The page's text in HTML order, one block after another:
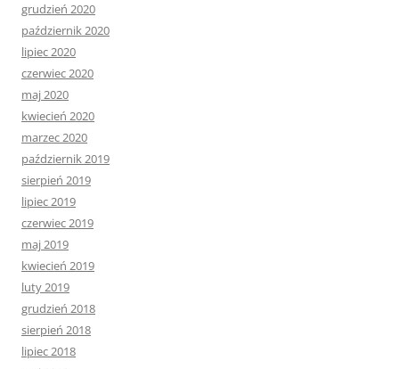
grudzień 2020
październik 2020
lipiec 2020
czerwiec 2020
maj 2020
kwiecień 2020
marzec 2020
październik 2019
sierpień 2019
lipiec 2019
czerwiec 2019
maj 2019
kwiecień 2019
luty 2019
grudzień 2018
sierpień 2018
lipiec 2018